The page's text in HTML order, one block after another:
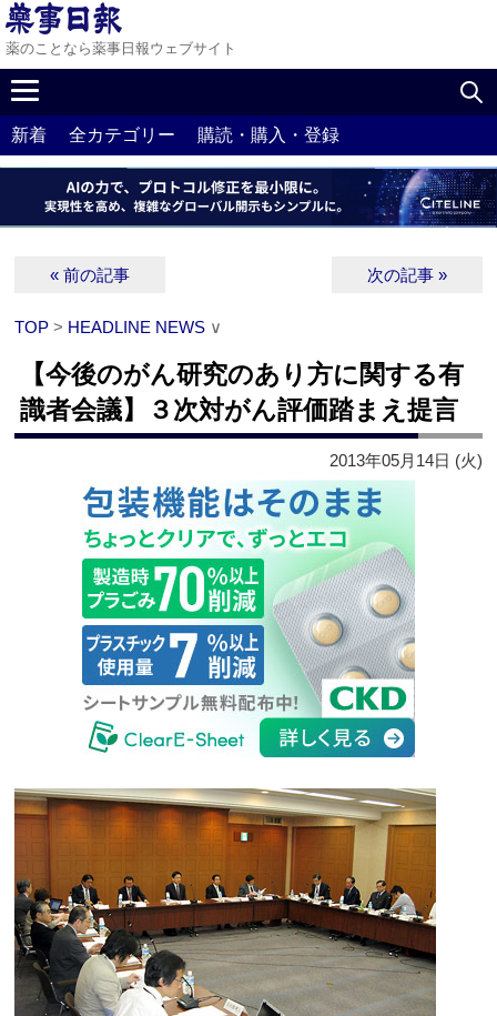
薬のことなら薬事日報ウェブサイト
新着 全カテゴリー 購読・購入・登録
« 前の記事 次の記事 »
TOP > HEADLINE NEWS ∨
【今後のがん研究のあり方に関する有
識者会議】３次対がん評価踏まえ提言
2013年05月14日 (火)